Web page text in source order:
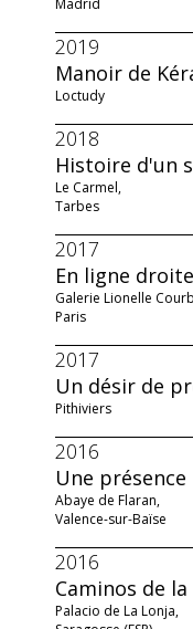
Madrid
2019
Manoir de
Loctudy
2018
Histoire d'un
Le Carmel,
Tarbes
2017
En ligne droite
Galerie Lionelle
Paris
2017
Un désir de
Pithiviers
2016
Une présence
Abaye de Flaran,
Valence-sur-Baïse
2016
Caminos de
Palacio de La Lonja,